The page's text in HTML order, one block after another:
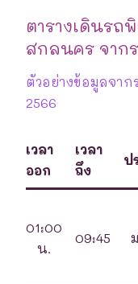
ตารางเดินร
สกลนคร จาก
ตัวอย่างข้อมูลจา
2566
เวลา
ออก
เวลา
ถึง
ป
01:00
น.
09:45